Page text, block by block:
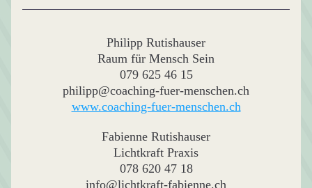
Philipp Rutishauser
Raum für Mensch Sein
079 625 46 15
philipp@coaching-fuer-menschen.ch
www.coaching-fuer-menschen.ch
Fabienne Rutishauser
Lichtkraft Praxis
078 620 47 18
info@lichtkraft-fabienne.ch